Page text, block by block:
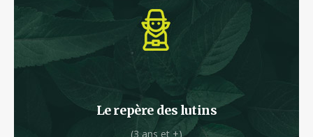
Le repère des lutins
(3 ans et +)
Dans le repère des p’tits lutins, les aventuriers